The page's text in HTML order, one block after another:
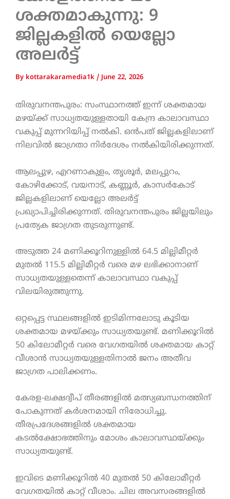
ശക്തമാകുന്നു: 9
ജില്ലകളിൽ യെല്ലോ
അലർട്ട്
By kottarakaramedia1k / June 22, 2026
തിരുവനന്തപുരം: സംസ്ഥാനത്ത് ഇന്ന് ശക്തമായ
മഴയ്ക്ക് സാധ്യതയുള്ളതായി കേന്ദ്ര കാലാവസ്ഥാ
വകുപ്പ് മുന്നറിയിപ്പ് നൽകി. ഒൻപത് ജില്ലകളിലാണ്
നിലവിൽ ജാഗ്രതാ നിർദേശം നൽകിയിരിക്കുന്നത്.
ആലപ്പുഴ, എറണാകുളം, തൃശൂർ, മലപ്പുറം,
കോഴിക്കോട്, വയനാട്, കണ്ണൂർ, കാസർകോട്
ജില്ലകളിലാണ് യെല്ലോ അലർട്ട്
പ്രഖ്യാപിച്ചിരിക്കുന്നത്. തിരുവനന്തപുരം ജില്ലയിലും
പ്രത്യേക ജാഗ്രത തുടരുന്നുണ്ട്.
അടുത്ത 24 മണിക്കൂറിനുള്ളിൽ 64.5 മില്ലിമീറ്റർ
മുതൽ 115.5 മില്ലിമീറ്റർ വരെ മഴ ലഭിക്കാനാണ്
സാധ്യതയുള്ളതെന്ന് കാലാവസ്ഥാ വകുപ്പ്
വിലയിരുത്തുന്നു.
ഒറ്റപ്പെട്ട സ്ഥലങ്ങളിൽ ഇടിമിന്നലോടു കൂടിയ
ശക്തമായ മഴയ്ക്കും സാധ്യതയുണ്ട്. മണിക്കൂറിൽ
50 കിലോമീറ്റർ വരെ വേഗതയിൽ ശക്തമായ കാറ്റ്
വീശാൻ സാധ്യതയുള്ളതിനാൽ ജനം അതീവ
ജാഗ്രത പാലിക്കണം.
കേരള-ലക്ഷദ്വീപ് തീരങ്ങളിൽ മത്സ്യബന്ധനത്തിന്
പോകുന്നത് കർശനമായി നിരോധിച്ചു.
തീരപ്രദേശങ്ങളിൽ ശക്തമായ
കടൽക്ഷോഭത്തിനും മോശം കാലാവസ്ഥയ്ക്കും
സാധ്യതയുണ്ട്.
ഇവിടെ മണിക്കൂറിൽ 40 മുതൽ 50 കിലോമീറ്റർ
വേഗതയിൽ കാറ്റ് വീശാം. ചില അവസരങ്ങളിൽ